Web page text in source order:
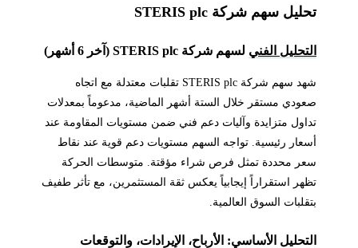
تحليل سهم شركة STERIS plc
التحليل الفني لسهم شركة STERIS plc (آخر 6 أشهر)
شهد سهم شركة STERIS plc تقلبات معتدلة مع اتجاه
صعودي مستقر خلال الستة أشهر الماضية، مدعوماً بمعدلات
تداول متزايدة وآليات دعم فني ضمن مستويات المقاومة عند
أسعار رئيسية. تواجه السهم مستويات دعم قوية عند نقاط
سعر محددة تمثل فرص شراء مؤقتة. متوسطات الحركة
تظهر استقراراً إيجابياً يعكس ثقة المستثمرين، مع تأثر طفيف
بتقلبات السوق العالمية.
التحليل الأساسي: الأرباح، الإيرادات، والتوقعات